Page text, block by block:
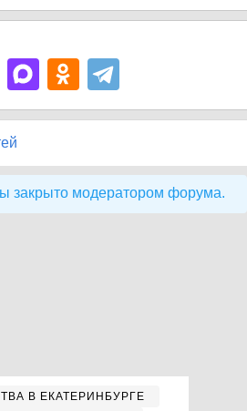
закрыто модератором форума.
В ЕКАТЕРИНБУРГЕ